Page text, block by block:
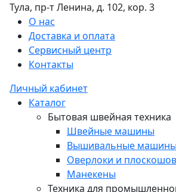
Тула, пр-т Ленина, д. 102, кор. 3
О нас
Доставка и оплата
Сервисный центр
Контакты
Личный кабинет
Каталог
Бытовая швейная техника
Швейные машины
Вышивальные машины
Оверлоки и
Манекены
Техника для